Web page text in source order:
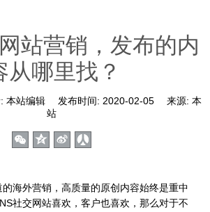
站营销，发布的内
从哪里找？
本站编辑 发布时间: 2020-02-05 来源: 本
站
外营销，高质量的原创内容始终是重中
社交网站喜欢，客户也喜欢，那么对于不